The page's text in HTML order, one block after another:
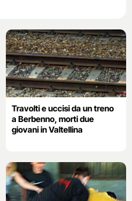
Travolti e uccisi da un treno
a Berbenno, morti due
giovani in Valtellina